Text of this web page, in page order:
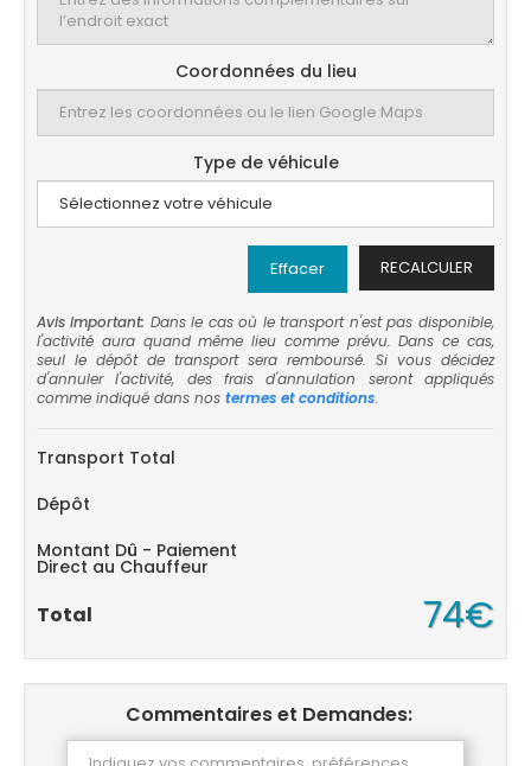
Coordonnées du lieu
Type de véhicule
RECALCULER
Effacer
Avis important: Dans le cas où le transport n'est pas disponible,
l'activité aura quand même lieu comme prévu. Dans ce cas,
seul le dépôt de transport sera remboursé. Si vous décidez
d'annuler l'activité, des frais d'annulation seront appliqués
comme indiqué dans nos termes et conditions.
Transport Total
Dépôt
Montant Dû - Paiement
Direct au Chauffeur
Total 74€
Commentaires et Demandes: